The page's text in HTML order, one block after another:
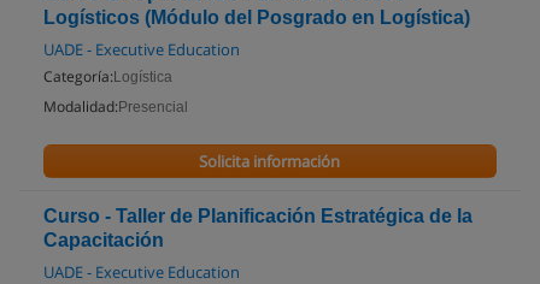
Logísticos (Módulo del Posgrado en Logística)
UADE - Executive Education
Categoría: Logística
Modalidad: Presencial
Solicita información
Curso - Taller de Planificación Estratégica de la
Capacitación
UADE - Executive Education